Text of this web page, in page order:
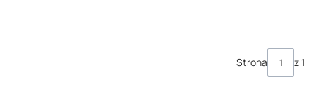
warunkach – zarówno na trasach miejskich, jak i w
Strona z 1